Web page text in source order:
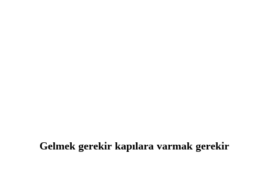
Gelmek gerekir kapılara varmak gerekir